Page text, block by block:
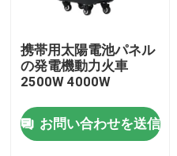
ニュース
太陽発電機の場所
携帯用太陽電池パネル
の発電機動力火車
2500W 4000W
お問い合わせを送信